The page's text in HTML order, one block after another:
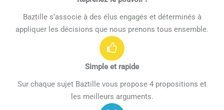
Baztille s’associe à des élus engagés et déterminés à
appliquer les décisions que nous prenons tous ensemble.
Simple et rapide
Sur chaque sujet Baztille vous propose 4 propositions et
les meilleurs arguments.